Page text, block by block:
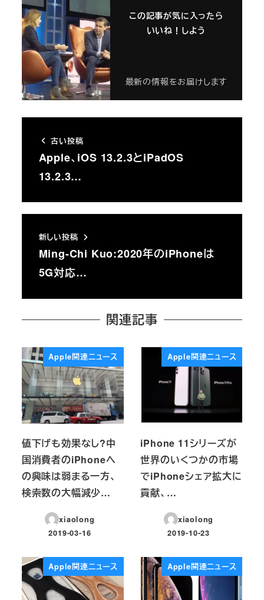
この記事が気に入ったら
いいね！しよう
最新の情報をお届けします
古い投稿
Apple、iOS 13.2.3とiPadOS
13.2.3…
新しい投稿
Ming-Chi Kuo:2020年のiPhoneは
5G対応…
関連記事
Apple関連ニュース
値下げも効果なし?中
国消費者のiPhoneへ
の興味は弱まる一方、
検索数の大幅減少…
xiaolong
投稿日
2019-03-16
Apple関連ニュース
iPhone 11シリーズが
世界のいくつかの市場
でiPhoneシェア拡大に
貢献、…
xiaolong
投稿日
2019-10-23
Apple関連ニュース Apple関連ニュース